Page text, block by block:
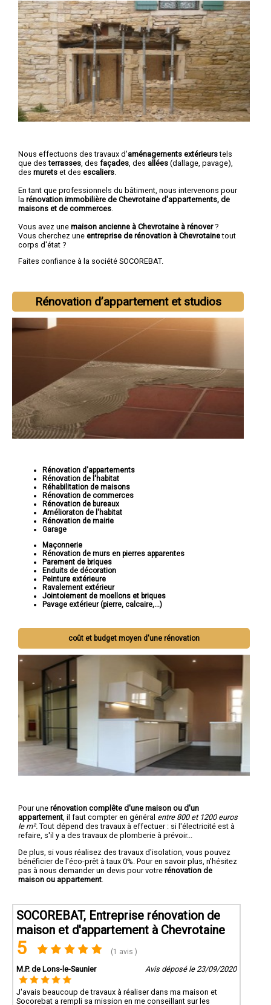
Nous effectuons des travaux d'aménagements extérieurstels
que desterrasses , des façades , des allées (dallage, pavage),
des murets et des escaliers
En tant que professionnels du bâtiment, nous intervenons pour
la rénovation immobilière de Chevrotaine d'appartements, de
maisons et de commerces
Vous avez une maison ancienne à Chevrotaine à rénover?
Vous cherchez une entreprise de rénovation à Chevrotainetout
corps d'état ?
Faites confiance à la société SOCOREBAT.
Rénovation d’appartement et studios
Rénovation d'appartements
Rénovation de l'habitat
Réhabilitation de maisons
Rénovation de commerces
Rénovation de bureaux
Amélioraton de l'habitat
Rénovation de mairie
Garage
Maçonnerie
Rénovation de murs en pierres apparentes
Parement de briques
Enduits de décoration
Peinture extérieure
Ravalement extérieur
Jointoiement de moellons et briques
Pavage extérieur (pierre, calcaire,...)
coût et budget moyen d'une rénovation
Pour une rénovation complête d'une maison ou d'un
appartement , il faut compter en général entre 800 et 1200 euros
le m². Tout dépend des travaux à effectuer : si l'électricité est à
refaire, s'il y a des travaux de plomberie à prévoir...
De plus, si vous réalisez des travaux d'isolation, vous pouvez
bénéficier de l'éco-prêt à taux 0%. Pour en savoir plus, n'hésitez
pas à nous demander un devis pour votre rénovation de
maison ou appartement
SOCOREBAT, Entreprise rénovation de
maison et d'appartement à Chevrotaine
5 (1 avis )
M.P. de Lons-le-Saunier Avis déposé le 23/09/2020
J'avais beaucoup de travaux à réaliser dans ma maison et
Socorebat a rempli sa mission en me conseillant sur les